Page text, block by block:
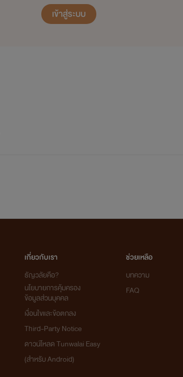
เข้าสู่ระบบ
เกี่ยวกับเรา
ธัญวลัยคือ?
นโยบายการคุ้มครอง
ข้อมูลส่วนบุคคล
เงื่อนไขและข้อตกลง
Third-Party Notice
ดาวน์โหลด Tunwalai Easy
(สำหรับ Android)
ช่วยเหลือ
บทความ
FAQ